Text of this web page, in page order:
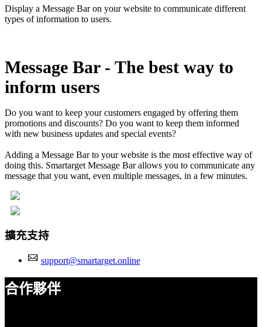
Display a Message Bar on your website to communicate different
types of information to users.
Message Bar - The best way to
inform users
Do you want to keep your customers engaged by offering them
promotions and discounts? Do you want to keep them informed
with new business updates and special events?
Adding a Message Bar to your website is the most effective way of
doing this. Smartarget Message Bar allows you to communicate any
message that you want, even multiple messages, in a few minutes.
擴充支持
support@smartarget.online
合作夥伴